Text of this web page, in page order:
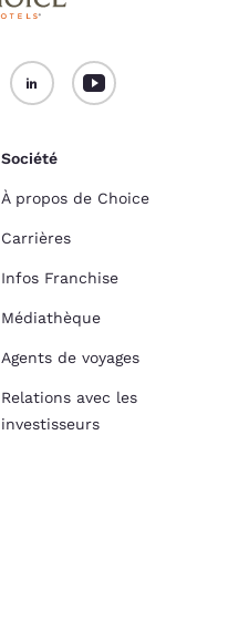
Société
À propos de Choice
Carrières
Infos Franchise
Médiathèque
Agents de voyages
Relations avec les
investisseurs